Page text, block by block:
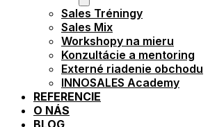
Sales Tréningy
Sales Mix
Workshopy na mieru
Konzultácie a mentoring
Externé riadenie obchodu
INNOSALES Academy
REFERENCIE
O NÁS
BLOG